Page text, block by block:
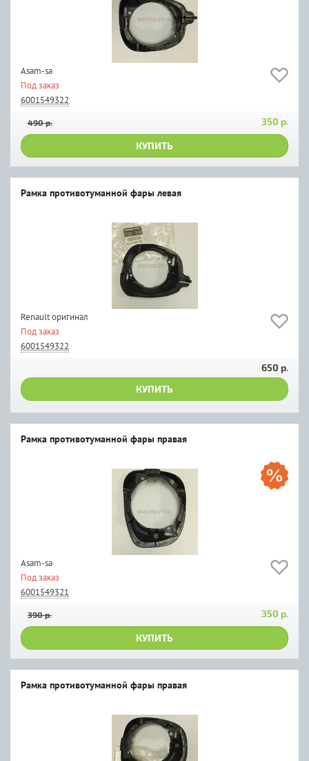
Asam-sa
Под заказ
6001549322
350 р.
490 р.
КУПИТЬ
Рамка противотуманной фары левая
Renault оригинал
Под заказ
6001549322
650 р.
КУПИТЬ
Рамка противотуманной фары правая
Asam-sa
Под заказ
6001549321
350 р.
390 р.
КУПИТЬ
Рамка противотуманной фары правая